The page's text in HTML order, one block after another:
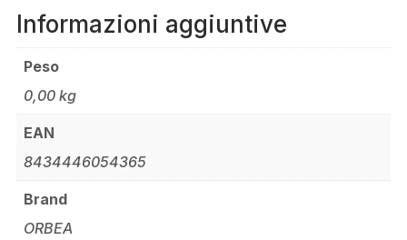
Informazioni aggiuntive
Peso
0,00 kg
EAN
8434446054365
Brand
ORBEA